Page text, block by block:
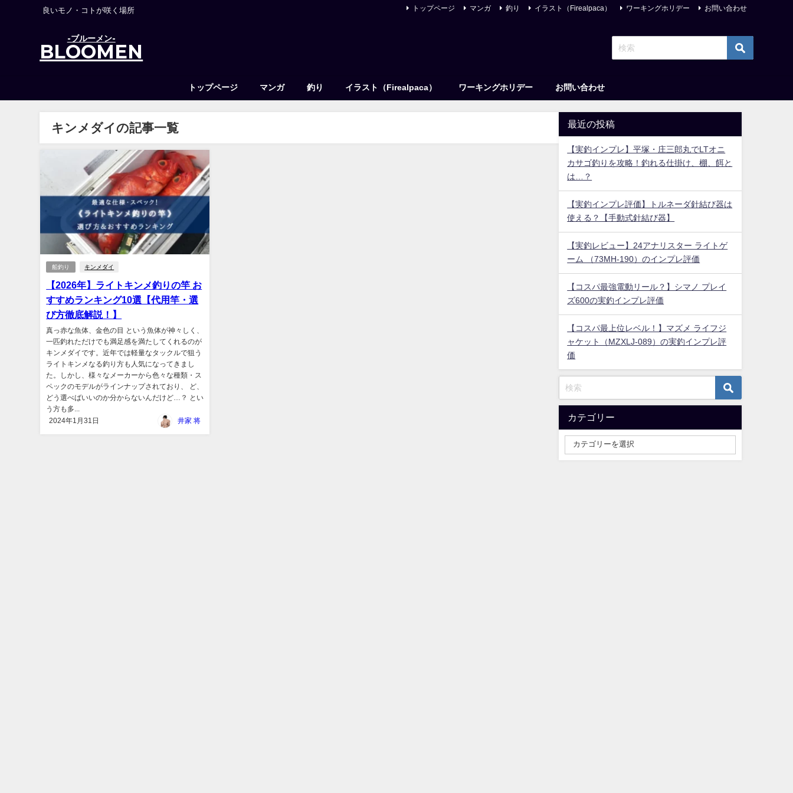
良いモノ・コトが咲く場所 トップページ マンガ 釣り イラスト（Firealpaca） ワーキングホリデー お問い合わせ
-ブルーメン-
BLOOMEN
トップページ マンガ 釣り イラスト（Firealpaca） ワーキングホリデー お問い合わせ
キンメダイの記事一覧
船釣り キンメダイ
【2026年】ライトキンメ釣りの竿 お
すすめランキング10選【代用竿・選
び方徹底解説！】
真っ赤な魚体、金色の目 という魚体が神々しく、
一匹釣れただけでも満足感を満たしてくれるのが
キンメダイです。近年では軽量なタックルで狙う
ライトキンメなる釣り方も人気になってきまし
た。しかし、様々なメーカーから色々な種類・ス
ペックのモデルがラインナップされており、 ど、
どう選べばいいのか分からないんだけど…？ とい
う方も多...
2024年1月31日
井家 将
最近の投稿
【実釣インプレ】平塚・庄三郎丸でLTオニ
カサゴ釣りを攻略！釣れる仕掛け、棚、餌と
は…？
【実釣インプレ評価】トルネーダ針結び器は
使える？【手動式針結び器】
【実釣レビュー】24アナリスター ライトゲ
ーム （73MH-190）のインプレ評価
【コスパ最強電動リール？】シマノ プレイ
ズ600の実釣インプレ評価
【コスパ最上位レベル！】マズメ ライフジ
ャケット（MZXLJ-089）の実釣インプレ評
価
カテゴリー